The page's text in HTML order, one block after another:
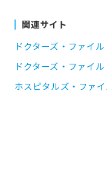
関連サイト
ドクターズ・ファイル
ドクターズ・ファイ
ホスピタルズ・ファ